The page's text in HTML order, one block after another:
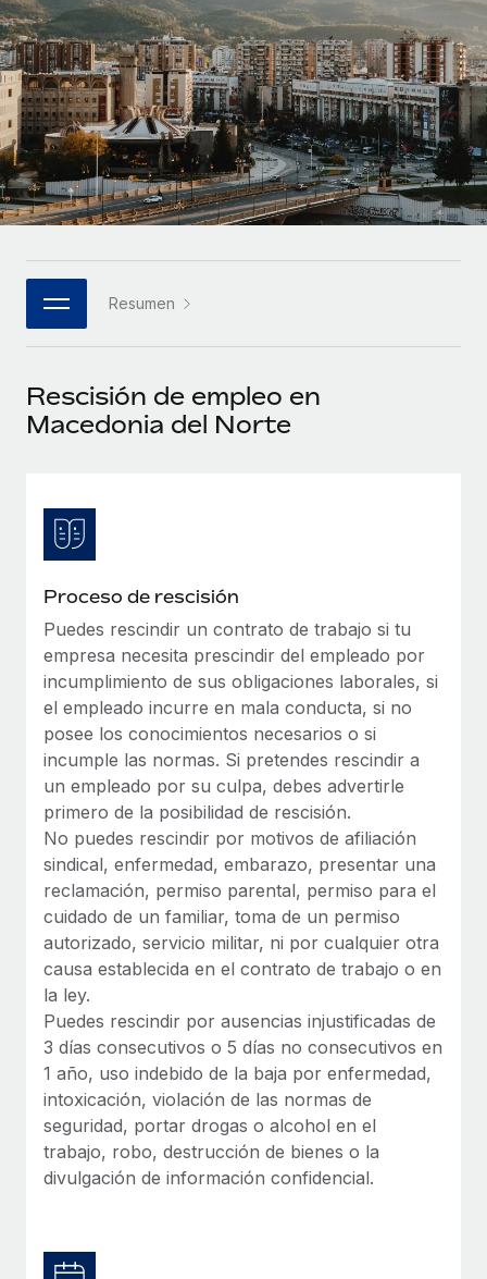
INFRAESTRUCTURA
Conexión Remote
Integra los RR. HH. en tus flujos de trabajo sin
complicaciones.
Plataforma
Funciones esenciales de RR. HH. integradas para tu
equipo.
mediante nuestro MCP.
Integraciones
esenciales.
Pregunta a un experto
Obtén ayuda de gente experta en RR. HH. globales
y cumplimiento normativo.
Comprobaciones de antecedentes
Simplifica los procesos de cribado de candidatos.
Cumplimiento normativo
Adelántate a los riesgos de cumplimiento
normativo.
Gestión de dispositivos
Proporciona dispositivos tecnológicos y contrólalos
en todo el mundo.
Apertura de entidades
Abre entidades conforme a la legalidad enseguida.
Movilidad y reubicación
Prestaciones
Gestiona las prestaciones de los empleados sin
complicaciones.
Mediana empresa
Amplía tu equipo con soluciones de RR. HH.
personalizadas.
Empresa
RR. HH. globales para grandes empresas.
ASOCIARSE
Socios tecnológicos estratégicos
Descubre oportunidades de colaborar con nosotros.
Remote Build Próximamente
CASOS PRÁCTICOS
Guías y recursos
Casos prácticos
Glosario de RR. HH.
Listas de verificación y plantillas
Biblioteca de descripciones de puestos
Eventos
Sala de prensa
Centro de información
Consulta todos los recursos
EOR y PEO
Contractor Management
Impuestos
Explora el blog
BLOG
Novedades de producto de Remote:
Integraciones con Gusto y Xero y Contractor
Management Plus
La misión de Remote sigue siendo ayudar a empresas de
todos los tamaños a contratar, gestionar y...
Más información
Pento se convierte en un empleador equitativo
con Remote
Más información
Español
Italiano
Português (Portugal)
日本語
한국어
中文（简体）
Resumen
Rescisión de empleo en
Macedonia del Norte
Proceso de rescisión
Puedes rescindir un contrato de trabajo si tu
empresa necesita prescindir del empleado por
incumplimiento de sus obligaciones laborales, si
el empleado incurre en mala conducta, si no
posee los conocimientos necesarios o si
incumple las normas. Si pretendes rescindir a
un empleado por su culpa, debes advertirle
primero de la posibilidad de rescisión.
No puedes rescindir por motivos de afiliación
sindical, enfermedad, embarazo, presentar una
reclamación, permiso parental, permiso para el
cuidado de un familiar, toma de un permiso
autorizado, servicio militar, ni por cualquier otra
causa establecida en el contrato de trabajo o en
la ley.
Puedes rescindir por ausencias injustificadas de
3 días consecutivos o 5 días no consecutivos en
1 año, uso indebido de la baja por enfermedad,
intoxicación, violación de las normas de
seguridad, portar drogas o alcohol en el
trabajo, robo, destrucción de bienes o la
divulgación de información confidencial.